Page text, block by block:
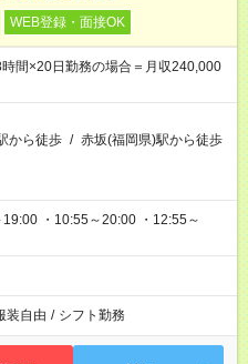
WEB登録・面接OK
間×20日勤務の場合＝月収240,000
から徒歩 / 赤坂(福岡県)駅から徒歩
・10:55～20:00 ・12:55～
装自由 / シフト勤務